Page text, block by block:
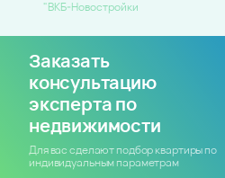
"ВКБ-Новостройки
Заказать
консультацию
эксперта по
недвижимости
Для вас сделают подбор квартиры по
индивидуальным параметрам